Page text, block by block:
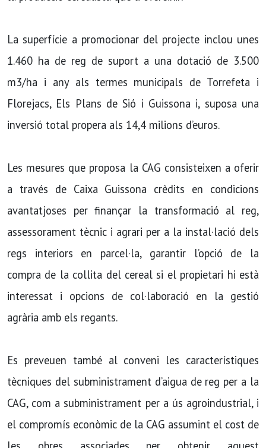
La superfície a promocionar del projecte inclou unes
1.460 ha de reg de suport a una dotació de 3.500
m3/ha i any als termes municipals de Torrefeta i
Florejacs, Els Plans de Sió i Guissona i, suposa una
inversió total propera als 14,4 milions d’euros.
Les mesures que proposa la CAG consisteixen a oferir
a través de Caixa Guissona crèdits en condicions
avantatjoses per finançar la transformació al reg,
assessorament tècnic i agrari per a la instal·lació dels
regs interiors en parcel·la, garantir l’opció de la
compra de la collita del cereal si el propietari hi està
interessat i opcions de col·laboració en la gestió
agrària amb els regants.
Es preveuen també al conveni les característiques
tècniques del subministrament d’aigua de reg per a la
CAG, com a subministrament per a ús agroindustrial, i
el compromís econòmic de la CAG assumint el cost de